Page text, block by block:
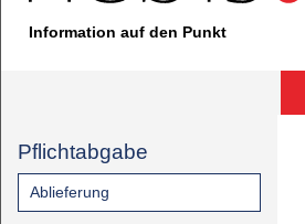
Information auf den Punkt
Pflichtabgabe
Ablieferung